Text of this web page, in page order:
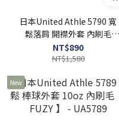
日本United Athle 5790 寬
鬆落肩 開襟外套 內刷毛
10oz【 FUZY 】- UA5790
NT$890
NT$1,580
New